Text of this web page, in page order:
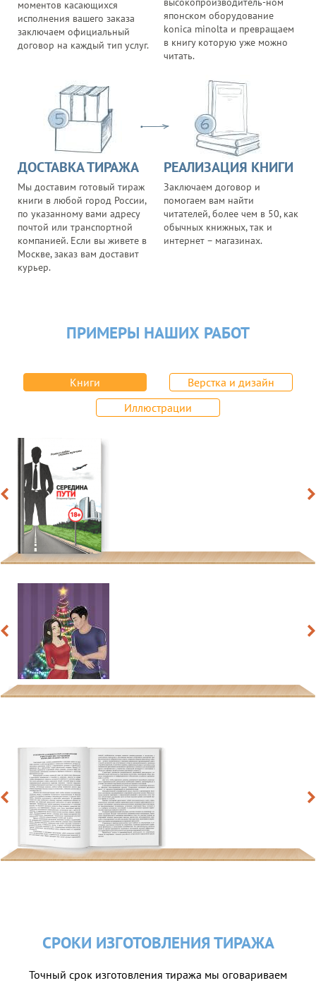
моментов касающихся
исполнения вашего заказа
заключаем официальный
договор на каждый тип услуг.
японском оборудование
konica minolta и превращаем
в книгу которую уже можно
читать.
ДОСТАВКА ТИРАЖА
Мы доставим готовый тираж
книги в любой город России,
по указанному вами адресу
почтой или транспортной
компанией. Если вы живете в
Москве, заказ вам доставит
курьер.
РЕАЛИЗАЦИЯ КНИГИ
Заключаем договор и
помогаем вам найти
читателей, более чем в 50, как
обычных книжных, так и
интернет – магазинах.
ПРИМЕРЫ НАШИХ РАБОТ
Книги
Верстка и дизайн
Иллюстрации
СРОКИ ИЗГОТОВЛЕНИЯ ТИРАЖА
Точный срок изготовления тиража мы оговариваем